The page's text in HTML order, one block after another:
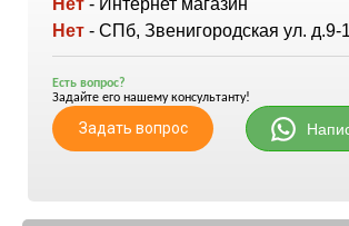
Нет - СПб, Звенигородская ул. д.9-
Есть вопрос?
Задайте его нашему консультанту!
Задать вопрос